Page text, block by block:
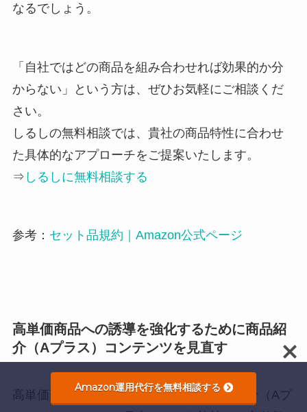
なるでしょう。
「自社ではどの商品を組み合わせれば効果的か分
からない」という方は、ぜひお気軽にご相談くだ
さい。
しるしの無料相談では、貴社の商品特性に合わせ
た具体的なアプローチをご提案いたします。
⇒ しるしに無料相談する
参考： セット品規約｜Amazon公式ページ
高単価商品への誘導を強化するために商品紹
介（Aプラス）コンテンツを見直す
高単価商品への誘導強化という形で商品紹介（Aプ
Amazon運用代行を無料相談する